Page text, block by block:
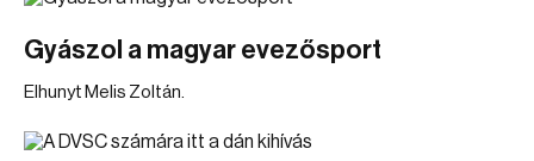
Gyászol a magyar evezősport
Elhunyt Melis Zoltán.